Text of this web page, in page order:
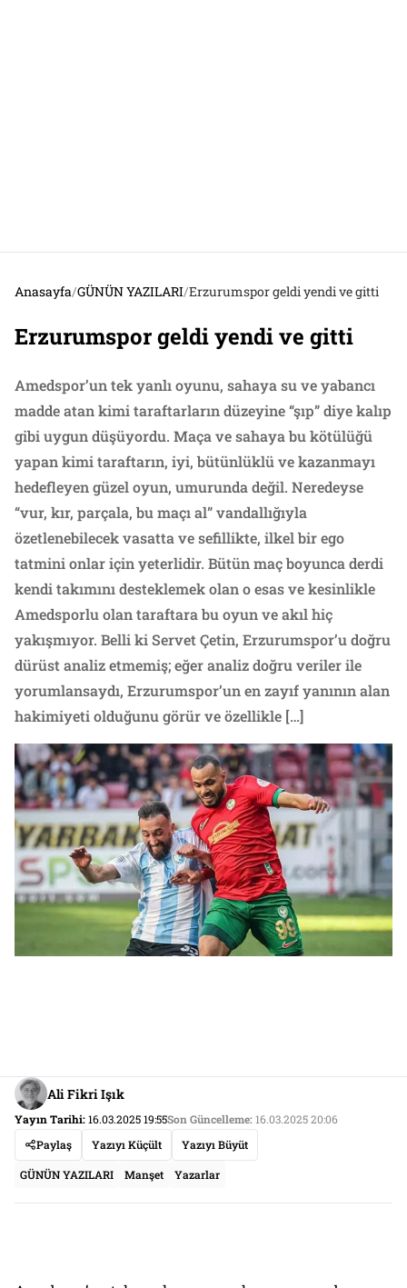
Anasayfa/GÜNÜN YAZILARI/Erzurumspor geldi yendi ve gitti
Erzurumspor geldi yendi ve gitti
Amedspor’un tek yanlı oyunu, sahaya su ve yabancı
madde atan kimi taraftarların düzeyine “şıp” diye kalıp
gibi uygun düşüyordu. Maça ve sahaya bu kötülüğü
yapan kimi taraftarın, iyi, bütünlüklü ve kazanmayı
hedefleyen güzel oyun, umurunda değil. Neredeyse
“vur, kır, parçala, bu maçı al” vandallığıyla
özetlenebilecek vasatta ve sefillikte, ilkel bir ego
tatmini onlar için yeterlidir. Bütün maç boyunca derdi
kendi takımını desteklemek olan o esas ve kesinlikle
Amedsporlu olan taraftara bu oyun ve akıl hiç
yakışmıyor. Belli ki Servet Çetin, Erzurumspor’u doğru
dürüst analiz etmemiş; eğer analiz doğru veriler ile
yorumlansaydı, Erzurumspor’un en zayıf yanının alan
hakimiyeti olduğunu görür ve özellikle […]
Ali Fikri Işık
Yayın Tarihi:16.03.2025 19:55Son Güncelleme:16.03.2025 20:06
Paylaş
Yazıyı Küçült Yazıyı Büyüt
GÜNÜN YAZILARI Manşet Yazarlar